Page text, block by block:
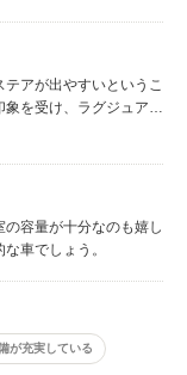
アが出やすいというこ
を受け、ラグジュアリ
容量が十分なのも嬉し
車でしょう。
が充実している